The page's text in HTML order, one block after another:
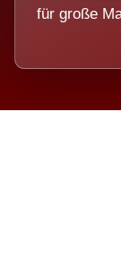
für große